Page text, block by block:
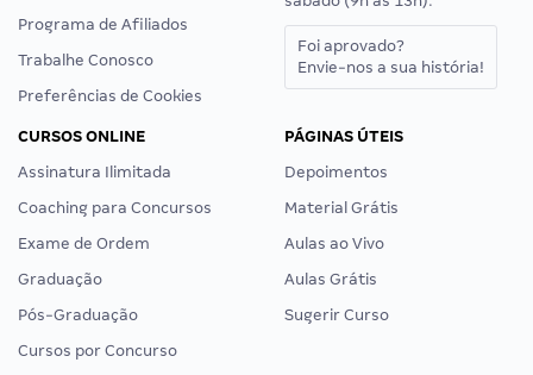
Programa de Afiliados
Trabalhe Conosco
Preferências de Cookies
Foi aprovado?
Envie-nos a sua história!
CURSOS ONLINE
Assinatura Ilimitada
Coaching para Concursos
Exame de Ordem
Graduação
Pós-Graduação
Cursos por Concurso
PÁGINAS ÚTEIS
Depoimentos
Material Grátis
Aulas ao Vivo
Aulas Grátis
Sugerir Curso